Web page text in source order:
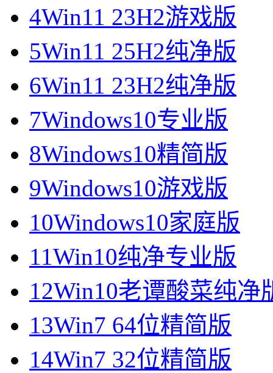
4Win11 23H2游戏版
5Win11 25H2纯净版
6Win11 23H2纯净版
7Windows10专业版
8Windows10精简版
9Windows10游戏版
10Windows10家庭版
11Win10纯净专业版
12Win10老谭酸菜纯净
13Win7 64位精简版
14Win7 32位精简版